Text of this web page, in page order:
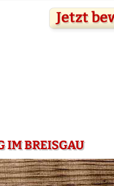
IM BREISGAU